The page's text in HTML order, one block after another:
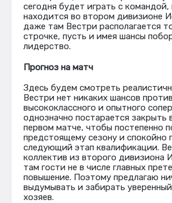
сегодня будет играть с командой,
находится во втором дивизионе
даже там Вестри располагается
строчке, пусть и имея шансы
лидерство.
Прогноз на матч
Здесь будем смотреть
Вестри нет никаких шансов
высококлассного и опытного
однозначно постарается закрыть
первом матче, чтобы постепенно
предстоящему сезону и спокойно
следующий этап квалификации.
коллектив из второго дивизиона
там гости не в числе главных
повышение. Поэтому предлагаю
выдумывать и забирать
хозяев.